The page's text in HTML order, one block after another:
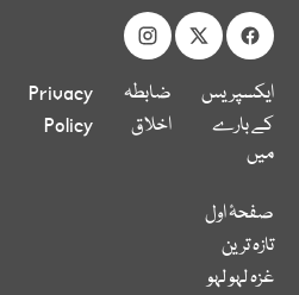
ایکسپریس
کے بارے
میں
ضابطہ
اخلاق
Privacy
Policy
صفحۂ اول
تازہ ترین
غزہ لہو لہو